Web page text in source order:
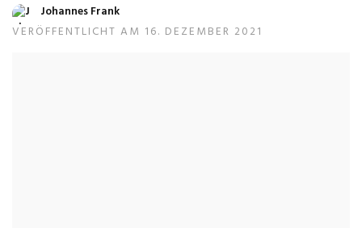
Johannes Frank
VERÖFFENTLICHT AM 16. DEZEMBER 2021